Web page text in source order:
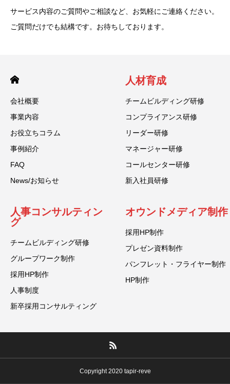
サービス内容のご質問やご相談など、お気軽にご連絡ください。
ご質問だけでも結構です。お待ちしております。
会社概要
事業内容
お役立ちコラム
事例紹介
FAQ
News/お知らせ
人材育成
チームビルディング研修
コンプライアンス研修
リーダー研修
マネージャー研修
コールセンター研修
新入社員研修
人事コンサルティン
グ
チームビルディング研修
グループワーク制作
採用HP制作
人事制度
新卒採用コンサルティング
オウンドメディア制作
採用HP制作
プレゼン資料制作
パンフレット・フライヤー制作
HP制作
Copyright 2020 tapir-reve